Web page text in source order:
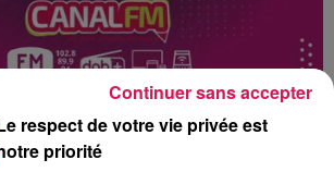
respect de votre vie privée est
priorité
Continuer sans accepter